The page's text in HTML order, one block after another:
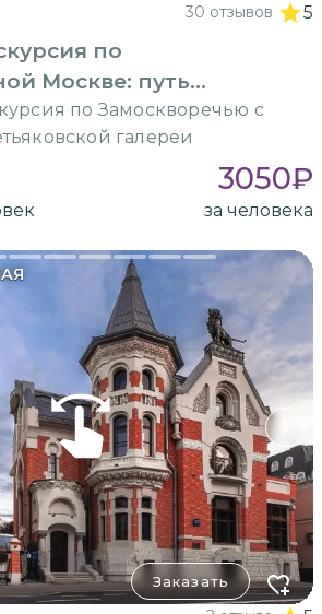
30 отзывов 5
по
Москве: путь
по Замоскворечью с
галереи
3050₽
за человека
Заказать